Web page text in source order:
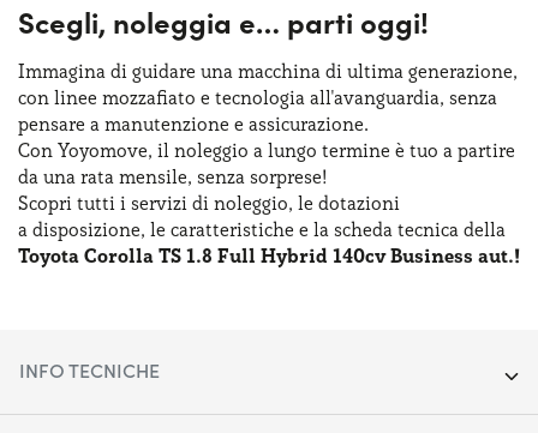
Scegli, noleggia e… parti oggi!
Immagina di guidare una macchina di ultima generazione,
con linee mozzafiato e tecnologia all'avanguardia, senza
pensare a manutenzione e assicurazione.
Con Yoyomove, il noleggio a lungo termine è tuo a partire
da una rata mensile, senza sorprese!
Scopri tutti i servizi di noleggio, le dotazioni
a disposizione, le caratteristiche e la scheda tecnica della
Toyota Corolla TS 1.8 Full Hybrid 140cv Business aut.!
INFO TECNICHE